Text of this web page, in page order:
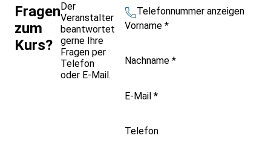
Fragen
zum
Kurs?
Der
Veranstalter
beantwortet
gerne Ihre
Fragen per
Telefon
oder E-Mail.
Telefonnummer anzeigen
Vorname *
Nachname *
E-Mail *
Telefon